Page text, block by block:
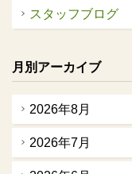
スタッフブログ
月別アーカイブ
2026年8月
2026年7月